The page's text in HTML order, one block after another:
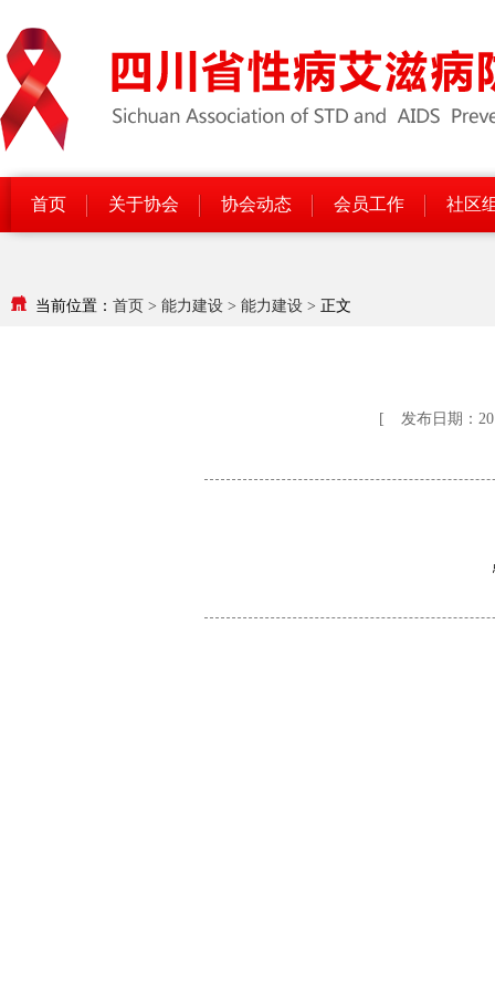
首页 关于协会 协会动态 会员工作 社区
当前位置： 首页 > 能力建设 > 能力建设 > 正文
[ 发布日期：